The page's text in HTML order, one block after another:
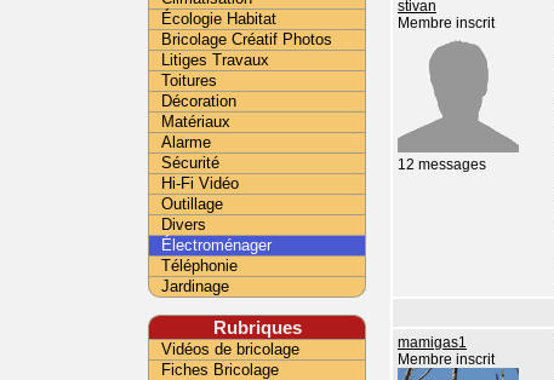
stivan
Membre inscrit
12 messages
mamigas1
Membre inscrit
Écologie Habitat
Bricolage Créatif Photos
Litiges Travaux
Toitures
Décoration
Matériaux
Alarme
Sécurité
Hi-Fi Vidéo
Outillage
Divers
Électroménager
Téléphonie
Jardinage
Rubriques
Vidéos de bricolage
Fiches Bricolage